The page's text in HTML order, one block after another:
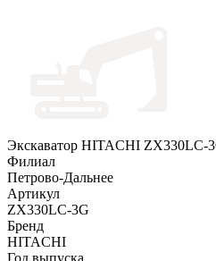
Экскаватор HITACHI ZX330LC-
Филиал
Петрово-Дальнее
Артикул
ZX330LC-3G
Бренд
HITACHI